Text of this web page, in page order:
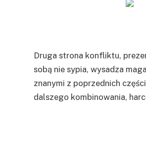
Druga strona konfliktu,
sobą nie sypia, wysadza
znanymi z poprzednich
dalszego kombinowania,